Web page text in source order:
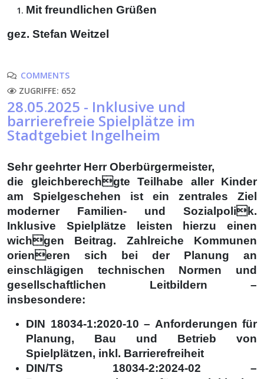
Mit freundlichen Grüßen
gez. Stefan Weitzel
COMMENTS
ZUGRIFFE: 652
28.05.2025 - Inklusive und
barrierefreie Spielplätze im
Stadtgebiet Ingelheim
Sehr geehrter Herr Oberbürgermeister,
die gleichberechgte Teilhabe aller Kinder
am Spielgeschehen ist ein zentrales Ziel
moderner Familien- und Sozialpolik.
Inklusive Spielplätze leisten hierzu einen
wichgen Beitrag. Zahlreiche Kommunen
orieneren sich bei der Planung an
einschlägigen technischen Normen und
gesellschaftlichen Leitbildern –
insbesondere:
DIN 18034-1:2020-10 – Anforderungen für
Planung, Bau und Betrieb von
Spielplätzen, inkl. Barrierefreiheit
DIN/TS 18034-2:2024-02 –